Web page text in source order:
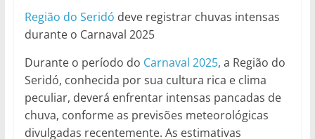
Região do Seridó deve registrar chuvas intensas
durante o Carnaval 2025
Durante o período do Carnaval 2025, a Região do
Seridó, conhecida por sua cultura rica e clima
peculiar, deverá enfrentar intensas pancadas de
chuva, conforme as previsões meteorológicas
divulgadas recentemente. As estimativas